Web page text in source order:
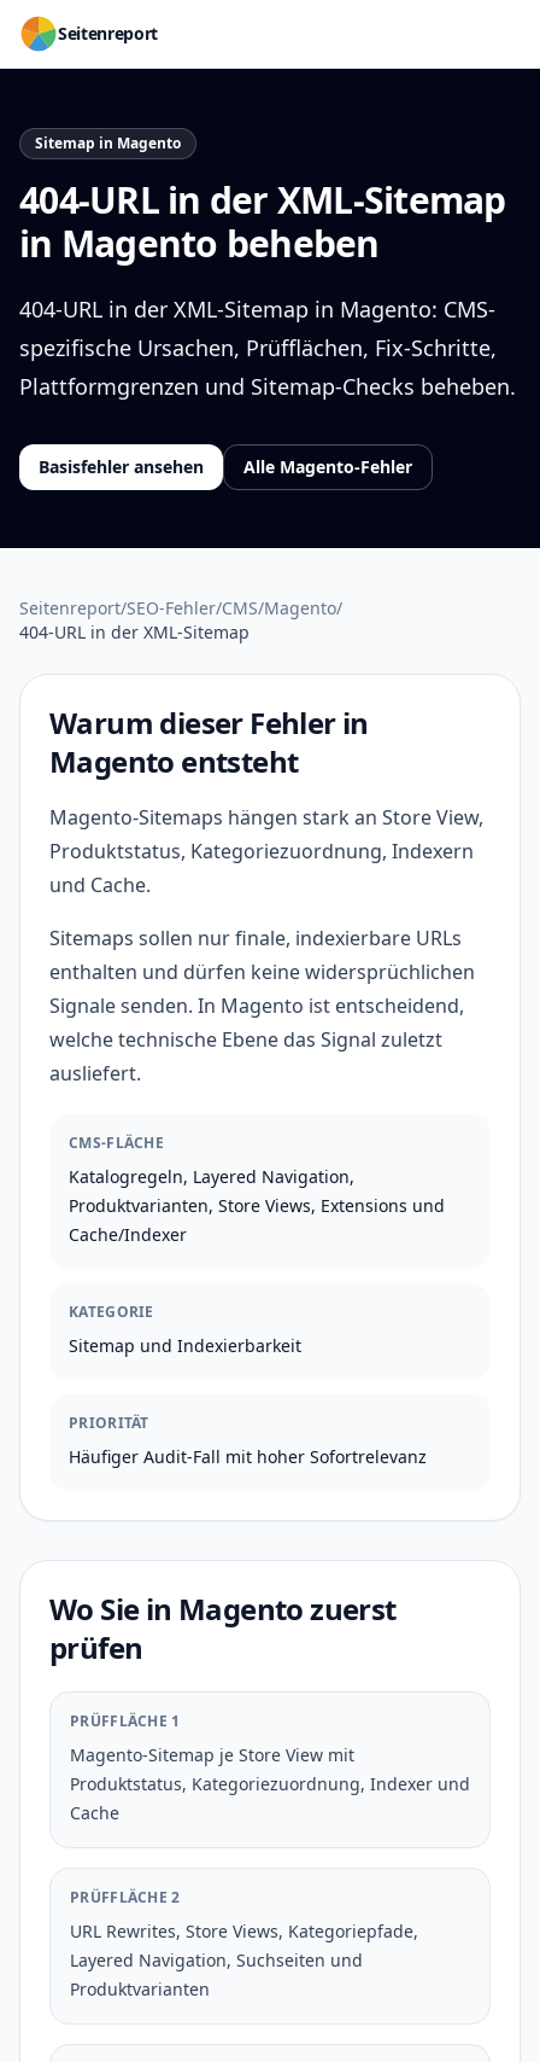
Seitenreport
Sitemap in Magento
404-URL in der XML-Sitemap
in Magento beheben
404-URL in der XML-Sitemap in Magento: CMS-
spezifische Ursachen, Prüfflächen, Fix-Schritte,
Plattformgrenzen und Sitemap-Checks beheben.
Basisfehler ansehen Alle Magento-Fehler
Seitenreport/SEO-Fehler/CMS/Magento/
404-URL in der XML-Sitemap
Warum dieser Fehler in
Magento entsteht
Magento-Sitemaps hängen stark an Store View,
Produktstatus, Kategoriezuordnung, Indexern
und Cache.
Sitemaps sollen nur finale, indexierbare URLs
enthalten und dürfen keine widersprüchlichen
Signale senden. In Magento ist entscheidend,
welche technische Ebene das Signal zuletzt
ausliefert.
CMS-FLÄCHE
Katalogregeln, Layered Navigation,
Produktvarianten, Store Views, Extensions und
Cache/Indexer
KATEGORIE
Sitemap und Indexierbarkeit
PRIORITÄT
Häufiger Audit-Fall mit hoher Sofortrelevanz
Wo Sie in Magento zuerst
prüfen
PRÜFFLÄCHE 1
Magento-Sitemap je Store View mit
Produktstatus, Kategoriezuordnung, Indexer und
Cache
PRÜFFLÄCHE 2
URL Rewrites, Store Views, Kategoriepfade,
Layered Navigation, Suchseiten und
Produktvarianten